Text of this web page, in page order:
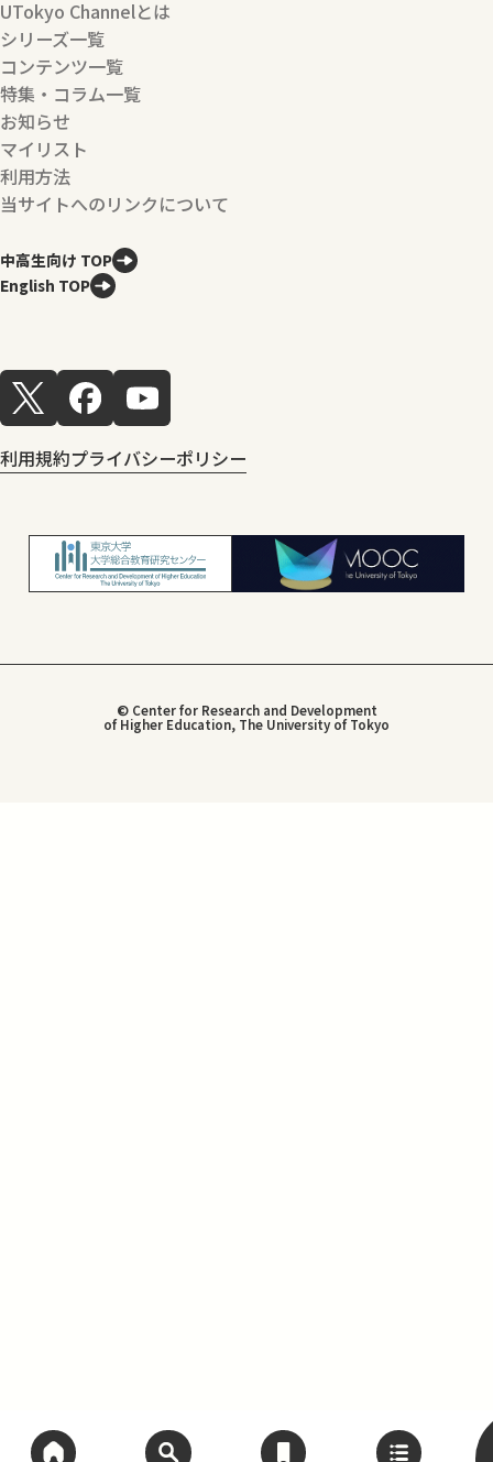
UTokyo Channelとは
シリーズ一覧
コンテンツ一覧
特集・コラム一覧
お知らせ
マイリスト
利用方法
当サイトへのリンクについて
中高生向け TOP
English TOP
利用規約プライバシーポリシー
© Center for Research and Development
of Higher Education, The University of Tokyo